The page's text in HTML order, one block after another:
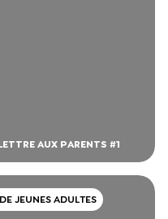
AUX PARENTS #1
JEUNES ADULTES